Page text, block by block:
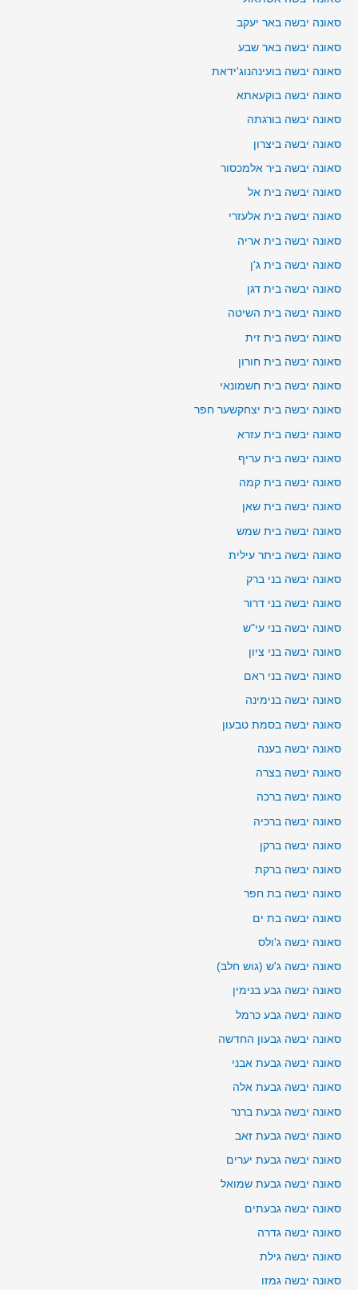
סאונה יבשה באר יעקב
סאונה יבשה באר שבע
סאונה יבשה בועינהנוג'ידאת
סאונה יבשה בוקעאתא
סאונה יבשה בורגתה
סאונה יבשה ביצרון
סאונה יבשה ביר אלמכסור
סאונה יבשה בית אל
סאונה יבשה בית אלעזרי
סאונה יבשה בית אריה
סאונה יבשה בית ג'ן
סאונה יבשה בית דגן
סאונה יבשה בית השיטה
סאונה יבשה בית זית
סאונה יבשה בית חורון
סאונה יבשה בית חשמונאי
סאונה יבשה בית יצחקשער חפר
סאונה יבשה בית עזרא
סאונה יבשה בית עריף
סאונה יבשה בית קמה
סאונה יבשה בית שאן
סאונה יבשה בית שמש
סאונה יבשה ביתר עילית
סאונה יבשה בני ברק
סאונה יבשה בני דרור
סאונה יבשה בני עי"ש
סאונה יבשה בני ציון
סאונה יבשה בני ראם
סאונה יבשה בנימינה
סאונה יבשה בסמת טבעון
סאונה יבשה בענה
סאונה יבשה בצרה
סאונה יבשה ברכה
סאונה יבשה ברכיה
סאונה יבשה ברקן
סאונה יבשה ברקת
סאונה יבשה בת חפר
סאונה יבשה בת ים
סאונה יבשה ג'ולס
סאונה יבשה ג'ש (גוש חלב)
סאונה יבשה גבע בנימין
סאונה יבשה גבע כרמל
סאונה יבשה גבעון החדשה
סאונה יבשה גבעת אבני
סאונה יבשה גבעת אלה
סאונה יבשה גבעת ברנר
סאונה יבשה גבעת זאב
סאונה יבשה גבעת יערים
סאונה יבשה גבעת שמואל
סאונה יבשה גבעתים
סאונה יבשה גדרה
סאונה יבשה גילת
סאונה יבשה גמזו